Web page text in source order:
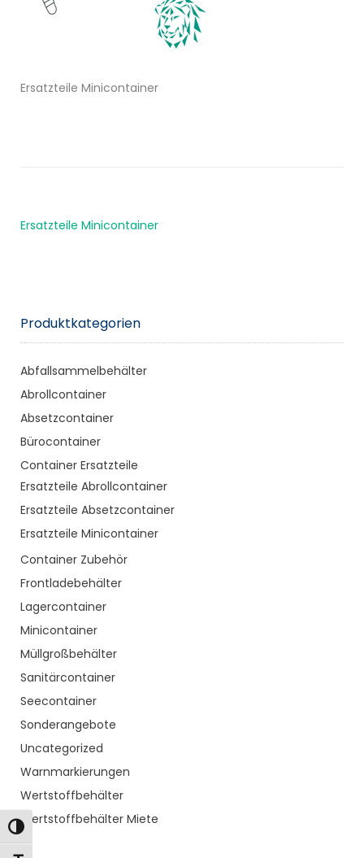
Toggle High Contrast
Ersatzteile Minicontainer
Ersatzteile Minicontainer
Produktkategorien
Abfallsammelbehälter
Abrollcontainer
Absetzcontainer
Bürocontainer
Container Ersatzteile
Ersatzteile Abrollcontainer
Ersatzteile Absetzcontainer
Ersatzteile Minicontainer
Container Zubehör
Frontladebehälter
Lagercontainer
Minicontainer
Müllgroßbehälter
Sanitärcontainer
Seecontainer
Sonderangebote
Uncategorized
Warnmarkierungen
Wertstoffbehälter
Wertstoffbehälter Miete